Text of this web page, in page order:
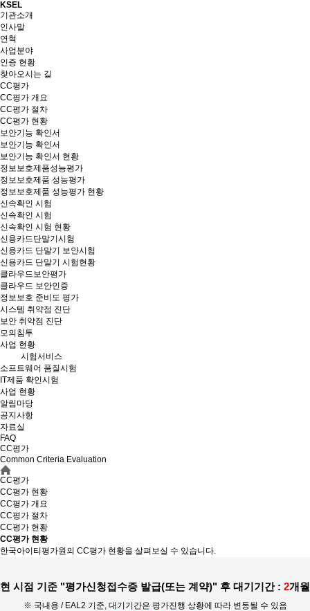
KSEL
기관소개
인사말
연혁
사업분야
인증 현황
찾아오시는 길
CC평가
CC평가 개요
CC평가 절차
CC평가 현황
보안기능 확인서
보안기능 확인서
보안기능 확인서 현황
정보보호제품성능평가
정보보호제품 성능평가
정보보호제품 성능평가 현황
신속확인 시험
신속확인 시험
신속확인 시험 현황
신용카드단말기시험
신용카드 단말기 보안시험
신용카드 단말기 시험현황
클라우드보안평가
클라우드 보안인증
정보보호 준비도 평가
시스템 취약점 진단
보안 취약점 진단
모의침투
사업 현황
시험서비스
소프트웨어 품질시험
IT제품 확인시험
사업 현황
알림마당
공지사항
자료실
FAQ
CC평가
Common Criteria Evaluation
CC평가
CC평가 현황
CC평가 개요
CC평가 절차
CC평가 현황
CC평가 현황
한국아이티평가원의 CC평가 현황을 살펴보실 수 있습니다.
현 시점 기준 "평가신청접수증 발급(또는 계약)" 후 대기기간 : 2개월
※ 국내용 / EAL2 기준, 대기기간은 평가진행 상황에 따라 변동될 수 있음